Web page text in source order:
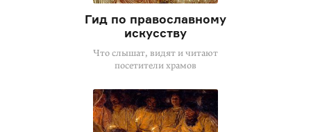
Гид по православному
искусству
Что слышат, видят и читают
посетители храмов